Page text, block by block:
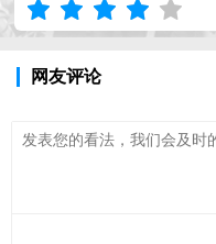
网友评论